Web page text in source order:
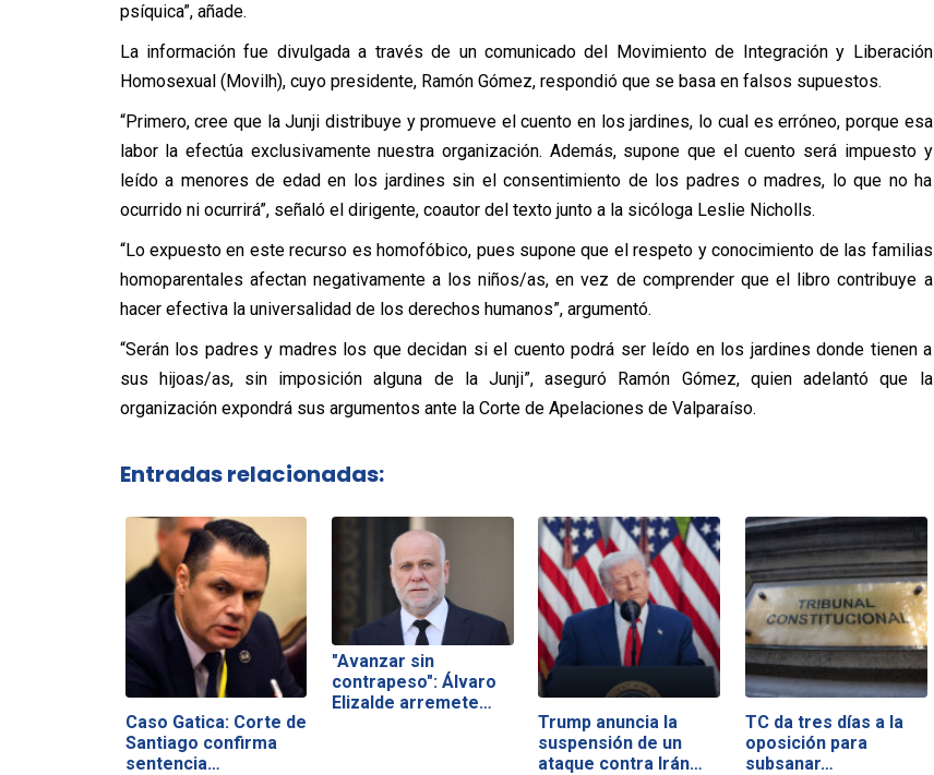
psíquica”, añade.
La información fue divulgada a través de un comunicado del Movimiento de Integración y Liberación
Homosexual (Movilh), cuyo presidente, Ramón Gómez, respondió que se basa en falsos supuestos.
“Primero, cree que la Junji distribuye y promueve el cuento en los jardines, lo cual es erróneo, porque esa
labor la efectúa exclusivamente nuestra organización. Además, supone que el cuento será impuesto y
leído a menores de edad en los jardines sin el consentimiento de los padres o madres, lo que no ha
ocurrido ni ocurrirá”, señaló el dirigente, coautor del texto junto a la sicóloga Leslie Nicholls.
“Lo expuesto en este recurso es homofóbico, pues supone que el respeto y conocimiento de las familias
homoparentales afectan negativamente a los niños/as, en vez de comprender que el libro contribuye a
hacer efectiva la universalidad de los derechos humanos”, argumentó.
“Serán los padres y madres los que decidan si el cuento podrá ser leído en los jardines donde tienen a
sus hijoas/as, sin imposición alguna de la Junji”, aseguró Ramón Gómez, quien adelantó que la
organización expondrá sus argumentos ante la Corte de Apelaciones de Valparaíso.
Entradas relacionadas:
Caso Gatica: Corte de
Santiago confirma
sentencia…
"Avanzar sin
contrapeso": Álvaro
Elizalde arremete…
Trump anuncia la
suspensión de un
ataque contra Irán…
TC da tres días a la
oposición para
subsanar…